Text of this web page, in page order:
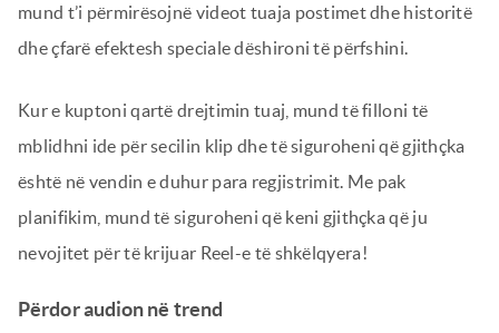
mund t’i përmirësojnë videot tuaja postimet dhe historitë
dhe çfarë efektesh speciale dëshironi të përfshini.
Kur e kuptoni qartë drejtimin tuaj, mund të filloni të
mblidhni ide për secilin klip dhe të siguroheni që gjithçka
është në vendin e duhur para regjistrimit. Me pak
planifikim, mund të siguroheni që keni gjithçka që ju
nevojitet për të krijuar Reel-e të shkëlqyera!
Përdor audion në trend